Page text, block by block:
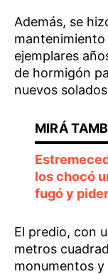
Además, se
mantenimiento
ejemplares
de hormigón
nuevos
los chocó
fugó y
El predio, con
metros
monumentos y